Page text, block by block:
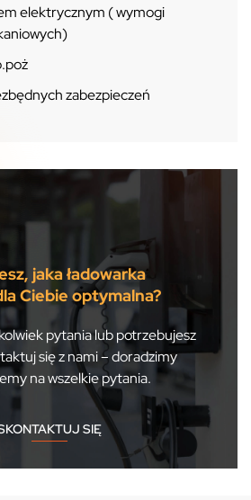
elektrycznym ( wymogi
zabezpieczeń
jaka ładowarka
Ciebie optymalna?
pytania lub potrzebujesz
się z nami – doradzimy
na wszelkie pytania.
SIĘ